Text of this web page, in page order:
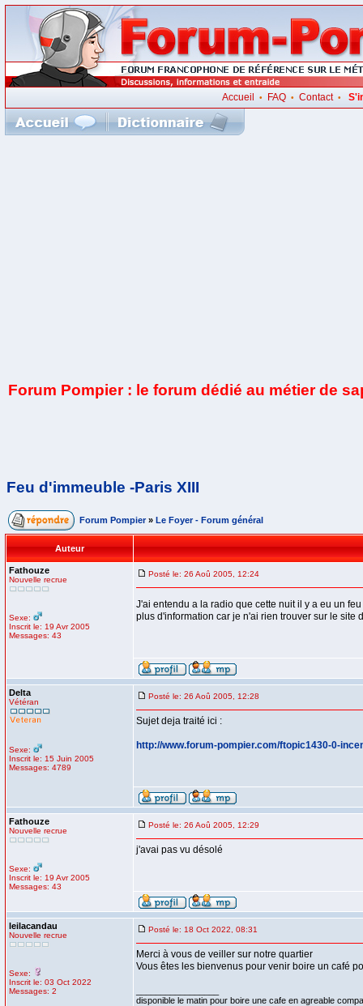
Accueil • FAQ• Contact•
Forum Pompier : le forum dédié au métier de
Feu d'immeuble -Paris XIII
Forum Pompier » Le Foyer - Forum général
Auteur
Fathouze
Nouvelle recrue
Sexe:
Inscrit le: 19 Avr 2005
Messages: 43
Posté le: 26 Aoû 2005, 12:24
J'ai entendu a la radio que cette nuit il y a eu un
plus d'information car je n'ai rien trouver sur le site
Delta
Vétéran
Sexe:
Inscrit le: 15 Juin 2005
Messages: 4789
Posté le: 26 Aoû 2005, 12:28
Sujet deja traité ici :
http://www.forum-pompier.com/ftopic1430-0-
Fathouze
Nouvelle recrue
Sexe:
Inscrit le: 19 Avr 2005
Messages: 43
Posté le: 26 Aoû 2005, 12:29
j'avai pas vu désolé
leilacandau
Nouvelle recrue
Sexe:
Inscrit le: 03 Oct 2022
Messages: 2
Posté le: 18 Oct 2022, 08:31
Merci à vous de veiller sur notre quartier
Vous êtes les bienvenus pour venir boire un café
disponible le matin pour boire une cafe en agreable